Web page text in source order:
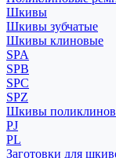
Шкивы
Шкивы зубчатые
Шкивы клиновые
SPA
SPB
SPC
SPZ
Шкивы
PJ
PL
Заготовки для